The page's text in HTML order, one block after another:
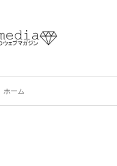
ホーム